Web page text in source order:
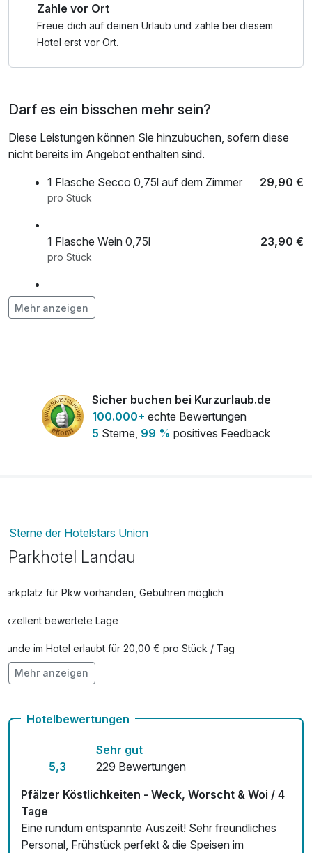
Zahle vor Ort
Freue dich auf deinen Urlaub und zahle bei diesem
Hotel erst vor Ort.
Darf es ein bisschen mehr sein?
Diese Leistungen können Sie hinzubuchen, sofern diese
nicht bereits im Angebot enthalten sind.
1 Flasche Secco 0,75l auf dem Zimmer
29,90 €
pro Stück
1 Flasche Wein 0,75l 23,90 €
pro Stück
1 x 3-Gang Menü od. Teilnahme am Buffet
p P.
1 x Obstkorb auf dem Zimmer 10,00 €
Wave Touch Liege 20 Minuten
Mehr anzeigen
Sicher buchen bei Kurzurlaub.de
100.000+ echte Bewertungen
5 Sterne, 99 % positives Feedback
Sterne der Hotelstars Union
Parkhotel Landau
Parkplatz für Pkw vorhanden, Gebühren möglich
Exzellent bewertete Lage
Hunde im Hotel erlaubt für 20,00 € pro Stück / Tag
Auch vegetarische Speisen
Zimmerservice verfügbar
Mit Hotelbar
Mehr anzeigen
Hotelbewertungen
5,3
Sehr gut
229 Bewertungen
Pfälzer Köstlichkeiten - Weck, Worscht & Woi / 4
Tage
Eine rundum entspannte Auszeit! Sehr freundliches
Personal, Frühstück perfekt & die Speisen im